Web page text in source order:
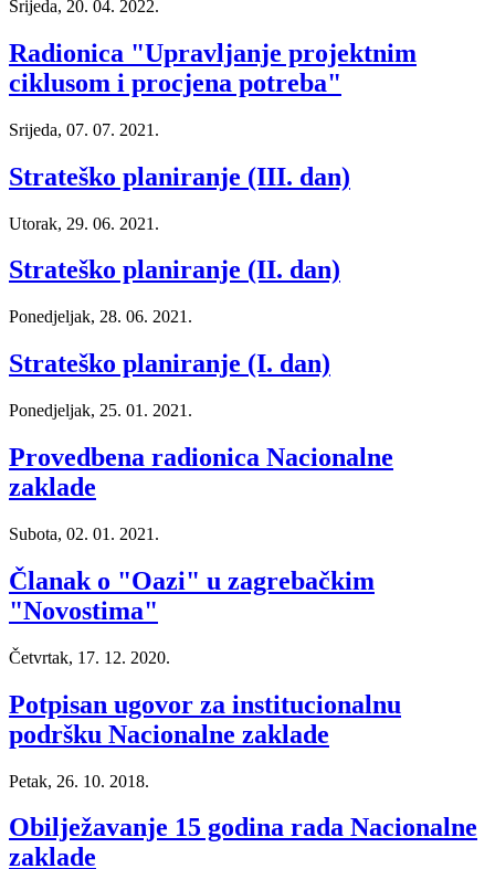
Srijeda, 20. 04. 2022.
Radionica "Upravljanje projektnim
ciklusom i procjena potreba"
Srijeda, 07. 07. 2021.
Strateško planiranje (III. dan)
Utorak, 29. 06. 2021.
Strateško planiranje (II. dan)
Ponedjeljak, 28. 06. 2021.
Strateško planiranje (I. dan)
Ponedjeljak, 25. 01. 2021.
Provedbena radionica Nacionalne
zaklade
Subota, 02. 01. 2021.
Članak o "Oazi" u zagrebačkim
"Novostima"
Četvrtak, 17. 12. 2020.
Potpisan ugovor za institucionalnu
podršku Nacionalne zaklade
Petak, 26. 10. 2018.
Obilježavanje 15 godina rada Nacionalne
zaklade